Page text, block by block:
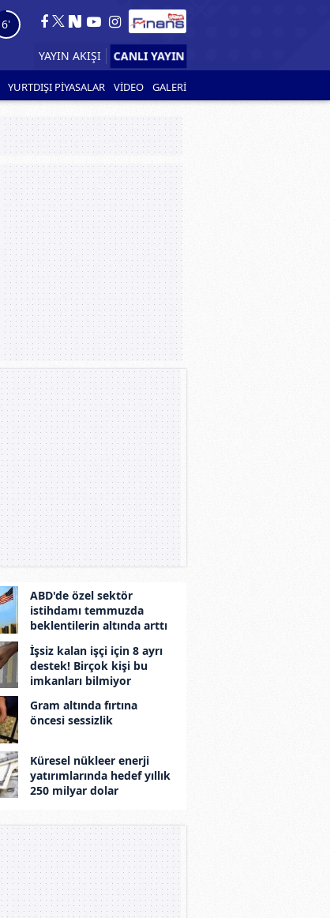
5'
YAYIN AKIŞI CANLI YAYIN
YURTDIŞI PİYASALAR VİDEO GALERİ
ABD'de özel sektör
istihdamı temmuzda
beklentilerin altında arttı
İşsiz kalan işçi için 8 ayrı
destek! Birçok kişi bu
imkanları bilmiyor
Gram altında fırtına
öncesi sessizlik
Küresel nükleer enerji
yatırımlarında hedef yıllık
250 milyar dolar